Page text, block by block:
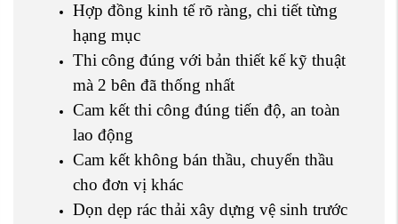
Hợp đồng kinh tế rõ ràng, chi tiết từng
hạng mục
Thi công đúng với bản thiết kế kỹ thuật
mà 2 bên đã thống nhất
Cam kết thi công đúng tiến độ, an toàn
lao động
Cam kết không bán thầu, chuyển thầu
cho đơn vị khác
Dọn dẹp rác thải xây dựng vệ sinh trước